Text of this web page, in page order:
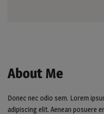
About Me
Donec nec odio sem. Lorem
adipiscing elit. Aenean posuere